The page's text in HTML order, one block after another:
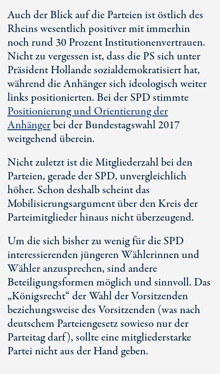
Auch der Blick auf die Parteien ist östlich des
Rheins wesentlich positiver mit immerhin
noch rund 30 Prozent Institutionenvertrauen.
Nicht zu vergessen ist, dass die PS sich unter
Präsident Hollande sozialdemokratisiert hat,
während die Anhänger sich ideologisch weiter
links positionierten. Bei der SPD stimmte
Positionierung und Orientierung der
Anhängerbei der Bundestagswahl 2017
weitgehend überein.
Nicht zuletzt ist die Mitgliederzahl bei den
Parteien, gerade der SPD, unvergleichlich
höher. Schon deshalb scheint das
Mobilisierungsargument über den Kreis der
Parteimitglieder hinaus nicht überzeugend.
Um die sich bisher zu wenig für die SPD
interessierenden jüngeren Wählerinnen und
Wähler anzusprechen, sind andere
Beteiligungsformen möglich und sinnvoll. Das
„Königsrecht“ der Wahl der Vorsitzenden
beziehungsweise des Vorsitzenden (was nach
deutschem Parteiengesetz sowieso nur der
Parteitag darf), sollte eine mitgliederstarke
Partei nicht aus der Hand geben.